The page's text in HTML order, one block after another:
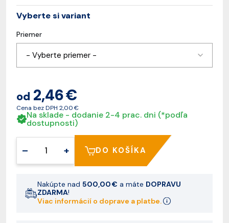
Vyberte si variant
Priemer
- Vyberte priemer -
od 2,46 €
Cena bez DPH 2,00 €
Na sklade - dodanie 2-4 prac. dni (*podľa
dostupnosti)
– + DO KOŠÍKA
Nakúpte nad 500,00 € a máte DOPRAVU
ZDARMA!
Viac informácií o doprave a platbe.